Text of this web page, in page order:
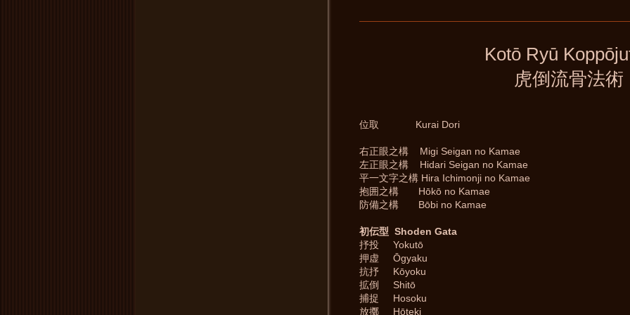
Kotō Ryū
虎倒流骨法術
位取 Kurai Dori
右正眼之構 Migi Seigan no Kamae
左正眼之構 Hidari Seigan no Kamae
平一文字之構 Hira Ichimonji no Kamae
抱囲之構 Hōkō no Kamae
防備之構 Bōbi no Kamae
初伝型 Shoden Gata
抒投 Yokutō
押虚 Ōgyaku
抗抒 Kōyoku
拡倒 Shitō
捕捉 Hosoku
放擲 Hōteki